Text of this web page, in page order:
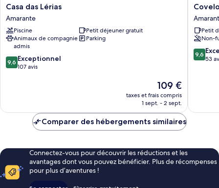
Casa
das
Lérias
Amarante
Casa das Lérias
Amarante
Piscine
Petit déjeuner gratuit
Animaux de compagnie
admis
Parking
9.6
sur
9,6 Exceptionnel
107 avis
Le
nouveau
prix
de
109 €
taxes et frais compris
1 sept. - 2 sept.
Covelo
-
The
Original
Rooms
and
Suites
Petit
Non-
9.6
sur
9,6
53
Comparer des hébergements similaires
Connectez-vous pour découvrir les réductions et les
avantages dont vous pouvez bénéficier. Plus de récompenses
pour plus d’aventures !